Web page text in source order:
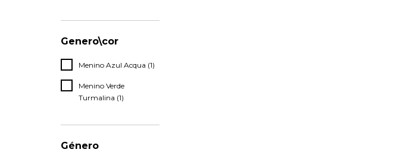
Genero\cor
Menino Azul Acqua (1)
Menino Verde
Turmalina (1)
Género